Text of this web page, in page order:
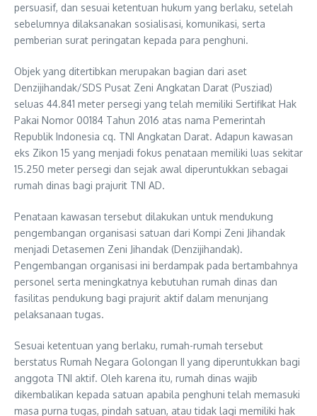
persuasif, dan sesuai ketentuan hukum yang berlaku, setelah
sebelumnya dilaksanakan sosialisasi, komunikasi, serta
pemberian surat peringatan kepada para penghuni.
Objek yang ditertibkan merupakan bagian dari aset
Denzijihandak/SDS Pusat Zeni Angkatan Darat (Pusziad)
seluas 44.841 meter persegi yang telah memiliki Sertifikat Hak
Pakai Nomor 00184 Tahun 2016 atas nama Pemerintah
Republik Indonesia cq. TNI Angkatan Darat. Adapun kawasan
eks Zikon 15 yang menjadi fokus penataan memiliki luas sekitar
15.250 meter persegi dan sejak awal diperuntukkan sebagai
rumah dinas bagi prajurit TNI AD.
Penataan kawasan tersebut dilakukan untuk mendukung
pengembangan organisasi satuan dari Kompi Zeni Jihandak
menjadi Detasemen Zeni Jihandak (Denzijihandak).
Pengembangan organisasi ini berdampak pada bertambahnya
personel serta meningkatnya kebutuhan rumah dinas dan
fasilitas pendukung bagi prajurit aktif dalam menunjang
pelaksanaan tugas.
Sesuai ketentuan yang berlaku, rumah-rumah tersebut
berstatus Rumah Negara Golongan II yang diperuntukkan bagi
anggota TNI aktif. Oleh karena itu, rumah dinas wajib
dikembalikan kepada satuan apabila penghuni telah memasuki
masa purna tugas, pindah satuan, atau tidak lagi memiliki hak